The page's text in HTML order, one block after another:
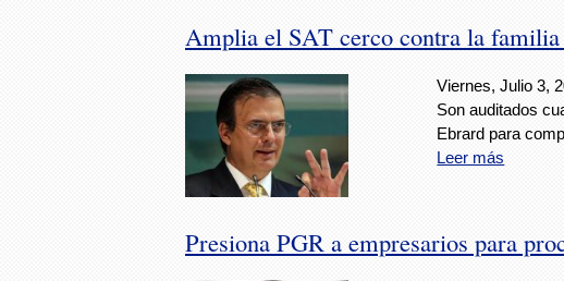
Amplia el SAT cerco contra la
Viernes, Julio 3,
Son auditados
Ebrard para
Leer más
Presiona PGR a empresarios para